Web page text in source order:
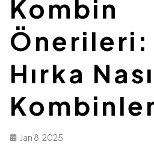
Kombin
Önerileri:
Hırka
Jan 8, 2025